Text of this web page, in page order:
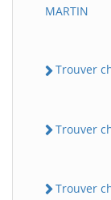
MARTIN
Trouver
Trouver
Trouver